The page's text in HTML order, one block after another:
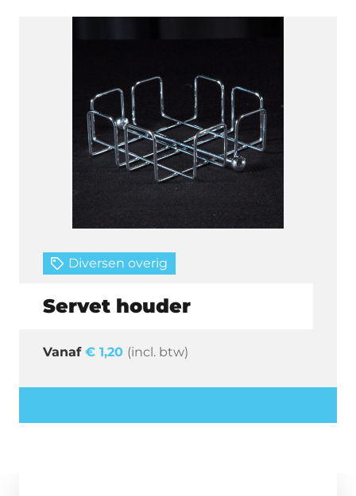
Diversen overig
Servet houder
€ 1,20 (incl. btw)